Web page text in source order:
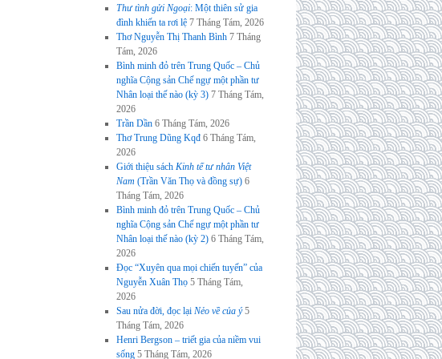
Thư tình gửi Ngoại: Một thiên sử gia
đình khiến ta rơi lệ 7 Tháng Tám, 2026
Thơ Nguyễn Thị Thanh Bình 7 Tháng
Tám, 2026
Bình minh đỏ trên Trung Quốc – Chủ
nghĩa Cộng sản Chế ngự một phần tư
Nhân loại thế nào (kỳ 3) 7 Tháng Tám,
2026
Trần Dần 6 Tháng Tám, 2026
Thơ Trung Dũng Kqđ 6 Tháng Tám,
2026
Giới thiệu sách Kinh tế tư nhân Việt
Nam (Trần Văn Thọ và đồng sự) 6
Tháng Tám, 2026
Bình minh đỏ trên Trung Quốc – Chủ
nghĩa Cộng sản Chế ngự một phần tư
Nhân loại thế nào (kỳ 2) 6 Tháng Tám,
2026
Đọc “Xuyên qua mọi chiến tuyến” của
Nguyễn Xuân Thọ 5 Tháng Tám,
2026
Sau nửa đời, đọc lại Nẻo về của ý 5
Tháng Tám, 2026
Henri Bergson – triết gia của niềm vui
sống 5 Tháng Tám, 2026